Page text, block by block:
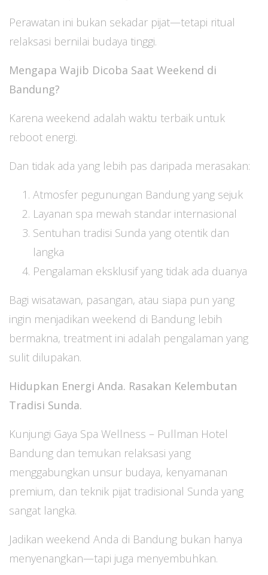
Perawatan ini bukan sekadar pijat—tetapi ritual
relaksasi bernilai budaya tinggi.
Mengapa Wajib Dicoba Saat Weekend di
Bandung?
Karena weekend adalah waktu terbaik untuk
reboot energi.
Dan tidak ada yang lebih pas daripada merasakan:
Atmosfer pegunungan Bandung yang sejuk
Layanan spa mewah standar internasional
Sentuhan tradisi Sunda yang otentik dan
langka
Pengalaman eksklusif yang tidak ada duanya
Bagi wisatawan, pasangan, atau siapa pun yang
ingin menjadikan weekend di Bandung lebih
bermakna, treatment ini adalah pengalaman yang
sulit dilupakan.
Hidupkan Energi Anda. Rasakan Kelembutan
Tradisi Sunda.
Kunjungi Gaya Spa Wellness – Pullman Hotel
Bandung dan temukan relaksasi yang
menggabungkan unsur budaya, kenyamanan
premium, dan teknik pijat tradisional Sunda yang
sangat langka.
Jadikan weekend Anda di Bandung bukan hanya
menyenangkan—tapi juga menyembuhkan.